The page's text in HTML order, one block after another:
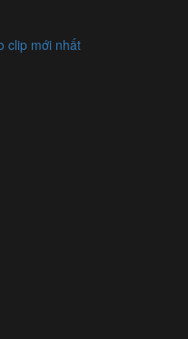
clip mới nhất